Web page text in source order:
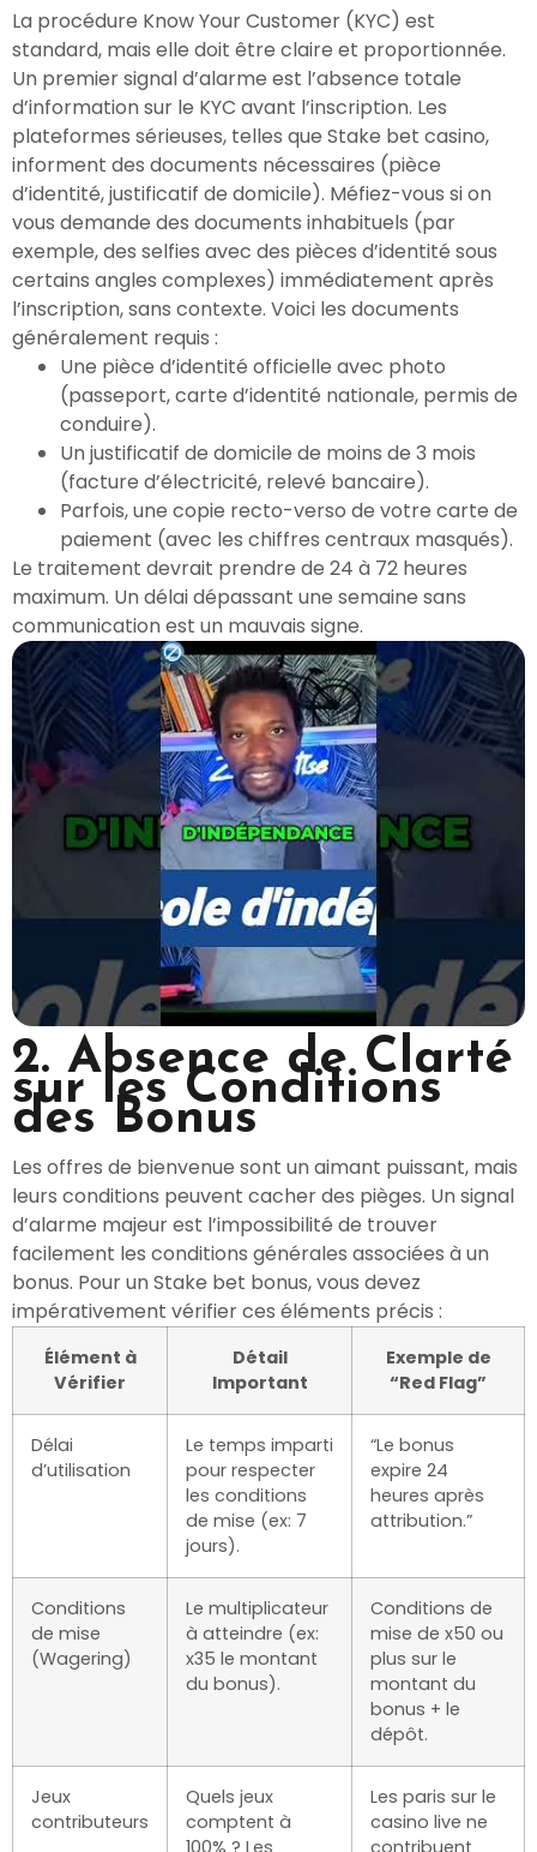
La procédure Know Your Customer (KYC) est
standard, mais elle doit être claire et proportionnée.
Un premier signal d’alarme est l’absence totale
d’information sur le KYC avant l’inscription. Les
plateformes sérieuses, telles que Stake bet casino,
informent des documents nécessaires (pièce
d’identité, justificatif de domicile). Méfiez-vous si on
vous demande des documents inhabituels (par
exemple, des selfies avec des pièces d’identité sous
certains angles complexes) immédiatement après
l’inscription, sans contexte. Voici les documents
généralement requis :
Une pièce d’identité officielle avec photo
(passeport, carte d’identité nationale, permis de
conduire).
Un justificatif de domicile de moins de 3 mois
(facture d’électricité, relevé bancaire).
Parfois, une copie recto-verso de votre carte de
paiement (avec les chiffres centraux masqués).
Le traitement devrait prendre de 24 à 72 heures
maximum. Un délai dépassant une semaine sans
communication est un mauvais signe.
2. Absence de Clarté
sur les Conditions
des Bonus
Les offres de bienvenue sont un aimant puissant, mais
leurs conditions peuvent cacher des pièges. Un signal
d’alarme majeur est l’impossibilité de trouver
facilement les conditions générales associées à un
bonus. Pour un Stake bet bonus, vous devez
impérativement vérifier ces éléments précis :
Élément à
Vérifier
Détail
Important
Exemple de
“Red Flag”
Délai
d’utilisation
Le temps imparti
pour respecter
les conditions
de mise (ex: 7
jours).
“Le bonus
expire 24
heures après
attribution.”
Conditions
de mise
(Wagering)
Le multiplicateur
à atteindre (ex:
x35 le montant
du bonus).
Conditions de
mise de x50 ou
plus sur le
montant du
bonus + le
dépôt.
Jeux
contributeurs
Quels jeux
comptent à
100% ? Les
Les paris sur le
casino live ne
contribuent